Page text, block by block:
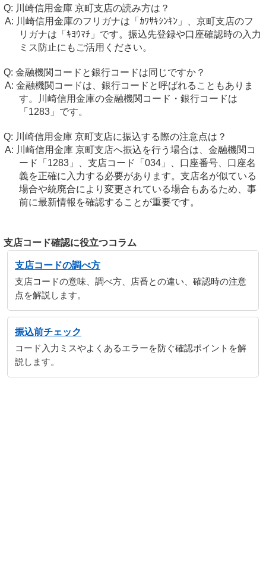
川崎信用金庫 京町支店の読み方は？
川崎信用金庫のフリガナは「ｶﾜｻｷｼﾝｷﾝ」、京町支店のフ
リガナは「ｷﾖｳﾏﾁ」です。振込先登録や口座確認時の入力
ミス防止にもご活用ください。
金融機関コードと銀行コードは同じですか？
金融機関コードは、銀行コードと呼ばれることもありま
す。川崎信用金庫の金融機関コード・銀行コードは
「1283」です。
川崎信用金庫 京町支店に振込する際の注意点は？
川崎信用金庫 京町支店へ振込を行う場合は、金融機関コ
ード「1283」、支店コード「034」、口座番号、口座名
義を正確に入力する必要があります。支店名が似ている
場合や統廃合により変更されている場合もあるため、事
前に最新情報を確認することが重要です。
支店コード確認に役立つコラム
支店コードの調べ方
支店コードの意味、調べ方、店番との違い、確認時の注意
点を解説します。
振込前チェック
コード入力ミスやよくあるエラーを防ぐ確認ポイントを解
説します。